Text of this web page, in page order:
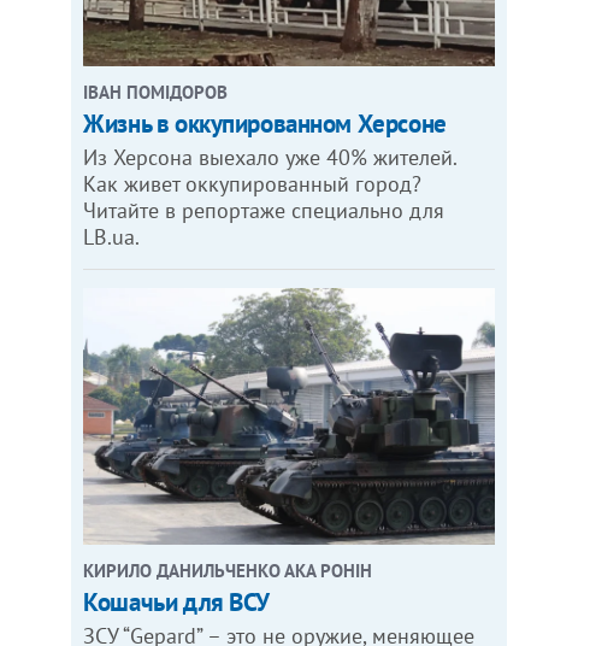
ІВАН ПОМІДОРОВ
Жизнь в оккупированном Херсоне
Из Херсона выехало уже 40% жителей.
Как живет оккупированный город?
Читайте в репортаже специально для
LB.ua.
КИРИЛО ДАНИЛЬЧЕНКО АКА РОНІН
Кошачьи для ВСУ
ЗСУ “Gepard” – это не оружие, меняющее